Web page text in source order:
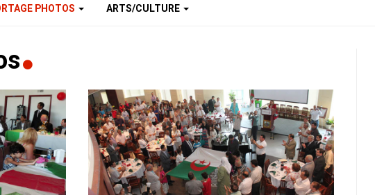
PHOTOS ARTS/CULTURE